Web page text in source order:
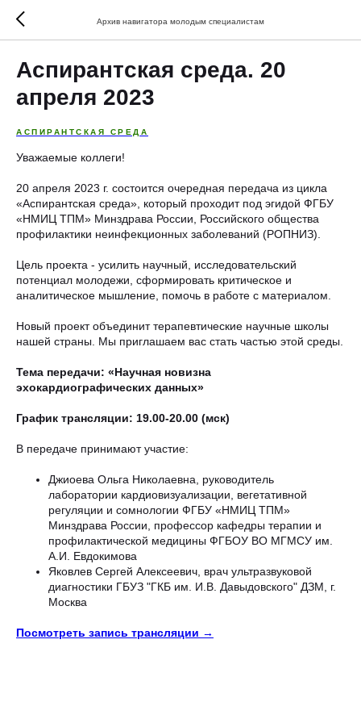
Архив навигатора молодым специалистам
Аспирантская среда. 20
апреля 2023
АСПИРАНТСКАЯ СРЕДА
Уважаемые коллеги!
20 апреля 2023 г. состоится очередная передача из цикла
«Аспирантская среда», который проходит под эгидой ФГБУ
«НМИЦ ТПМ» Минздрава России, Российского общества
профилактики неинфекционных заболеваний (РОПНИЗ).
Цель проекта - усилить научный, исследовательский
потенциал молодежи, сформировать критическое и
аналитическое мышление, помочь в работе с материалом.
Новый проект объединит терапевтические научные школы
нашей страны. Мы приглашаем вас стать частью этой среды.
Тема передачи: «Научная новизна
эхокардиографических данных»
График трансляции: 19.00-20.00 (мск)
В передаче принимают участие:
Джиоева Ольга Николаевна, руководитель
лаборатории кардиовизуализации, вегетативной
регуляции и сомнологии ФГБУ «НМИЦ ТПМ»
Минздрава России, професcор кафедры терапии и
профилактической медицины ФГБОУ ВО МГМСУ им.
А.И. Евдокимова
Яковлев Сергей Алексеевич, врач ультразвуковой
диагностики ГБУЗ "ГКБ им. И.В. Давыдовского" ДЗМ, г.
Москва
Посмотреть запись трансляции →